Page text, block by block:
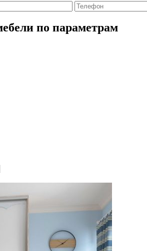
по параметрам